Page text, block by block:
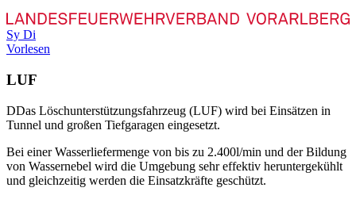
Sy Di
Vorlesen
LUF
DDas Löschunterstützungsfahrzeug (LUF) wird bei Einsätzen in
Tunnel und großen Tiefgaragen eingesetzt.
Bei einer Wasserliefermenge von bis zu 2.400l/min und der Bildung
von Wassernebel wird die Umgebung sehr effektiv heruntergekühlt
und gleichzeitig werden die Einsatzkräfte geschützt.